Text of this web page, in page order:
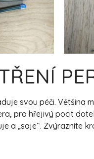
svou péči. Většina
pro hřejivý pocit
a „saje“. Zvýrazníte